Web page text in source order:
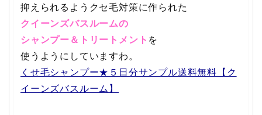
抑えられるようクセ毛対策に作られた
クイーンズバスルームの
シャンプー＆トリートメント を
使うようにしていますわ。
くせ毛シャンプー★５日分サンプル送料無料【ク
イーンズバスルーム】